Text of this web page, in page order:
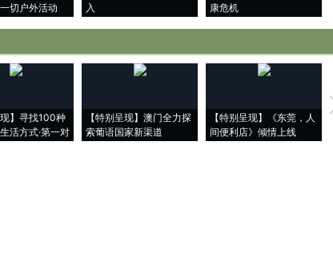
切户外活动
入
康危机
现】寻找100种
活方式·第一对
【特别呈现】澳门全力探
索葡语国家新渠道
【特别呈现】《东莞，人
间便利店》倾情上线